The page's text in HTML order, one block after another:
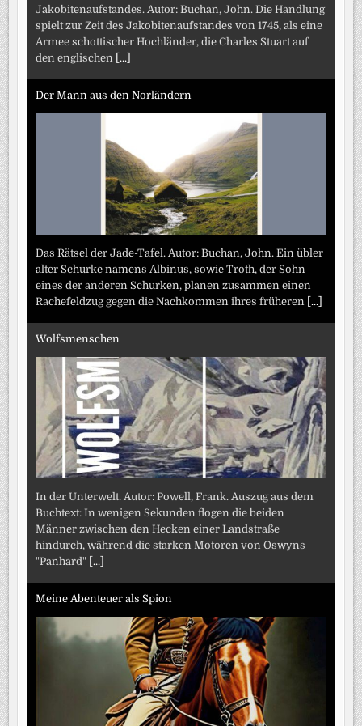
Jakobitenaufstandes. Autor: Buchan, John. Die Handlung
spielt zur Zeit des Jakobitenaufstandes von 1745, als eine
Armee schottischer Hochländer, die Charles Stuart auf
den englischen [...]
Der Mann aus den Norländern
Das Rätsel der Jade-Tafel. Autor: Buchan, John. Ein übler
alter Schurke namens Albinus, sowie Troth, der Sohn
eines der anderen Schurken, planen zusammen einen
Rachefeldzug gegen die Nachkommen ihres früheren [...]
Wolfsmenschen
In der Unterwelt. Autor: Powell, Frank. Auszug aus dem
Buchtext: In wenigen Sekunden flogen die beiden
Männer zwischen den Hecken einer Landstraße
hindurch, während die starken Motoren von Oswyns
"Panhard" [...]
Meine Abenteuer als Spion